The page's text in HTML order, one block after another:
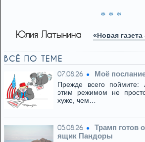
* * *
Юлия Латынина «Новая
ВСЁ ПО ТЕМЕ
07.08.26 Моё
Прежде всего
этим режимом не
хуже, чем…
05.08.26
Трамп готов
ящик Пандоры